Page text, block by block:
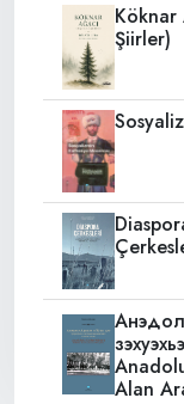
Köknar
Şiirler)
Alan